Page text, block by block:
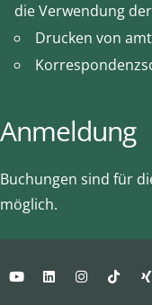
die Verwendung
Drucken von
Anmeldung
Buchungen sind für
möglich.